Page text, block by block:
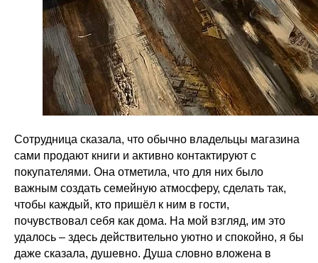
Сотрудница сказала, что обычно владельцы магазина
сами продают книги и активно контактируют с
покупателями. Она отметила, что для них было
важным создать семейную атмосферу, сделать так,
чтобы каждый, кто пришёл к ним в гости,
почувствовал себя как дома. На мой взгляд, им это
удалось – здесь действительно уютно и спокойно, я бы
даже сказала, душевно. Душа словно вложена в